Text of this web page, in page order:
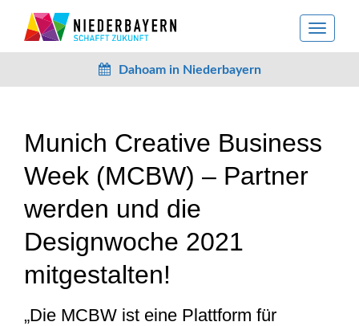
toggle
Dahoam in Niederbayern
Munich Creative Business
Week (MCBW) – Partner
werden und die
Designwoche 2021
mitgestalten!
„Die MCBW ist eine Plattform für